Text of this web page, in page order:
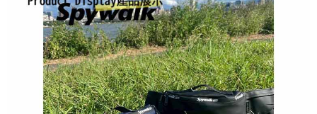
宅配
每筆NT$80，滿NT$699(含以上)免運費
國家/地區配送 查看運費